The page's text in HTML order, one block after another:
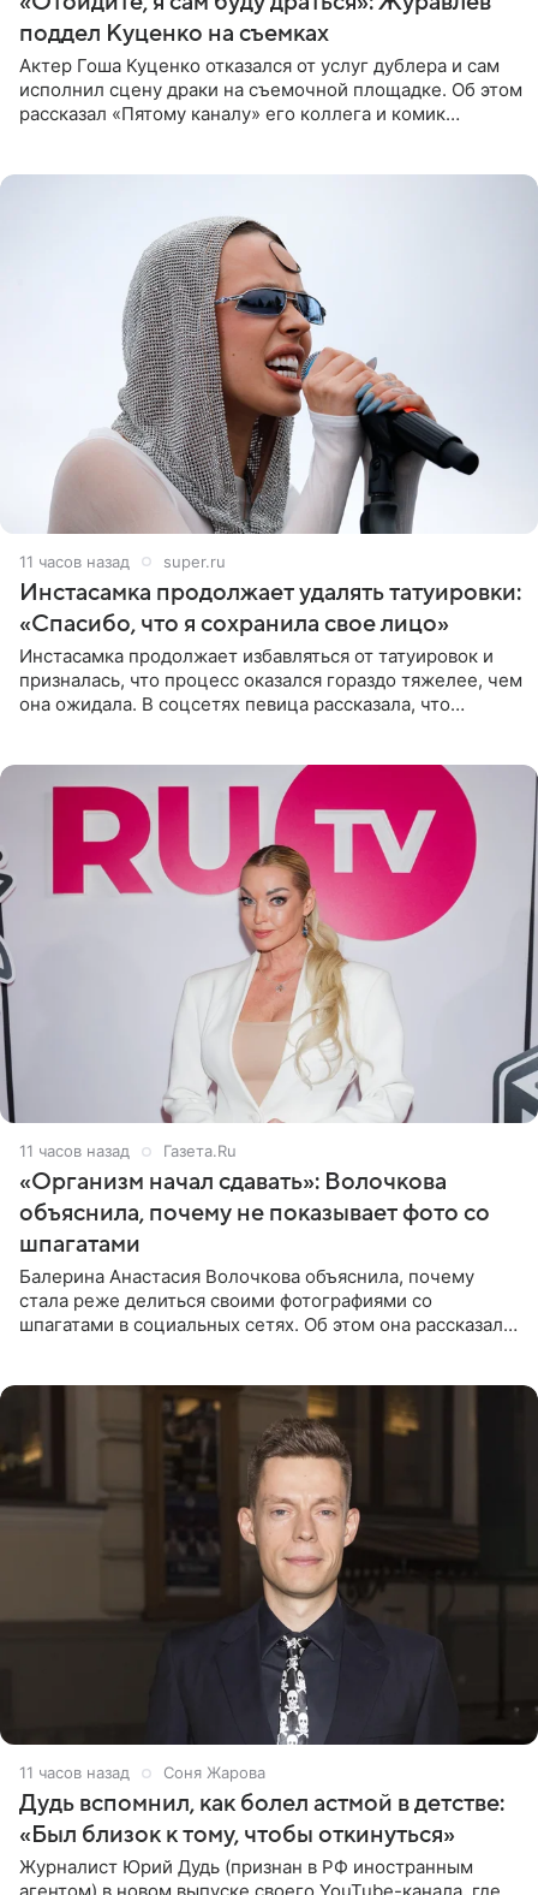
поддел Куценко на съемках
Актер Гоша Куценко отказался от услуг дублера и сам
исполнил сцену драки на съемочной площадке. Об этом
рассказал «Пятому каналу» его коллега и комик
11 часов назад super.ru
Инстасамка продолжает удалять татуировки:
«Спасибо, что я сохранила свое лицо»
Инстасамка продолжает избавляться от татуировок и
призналась, что процесс оказался гораздо тяжелее, чем
она ожидала. В соцсетях певица рассказала, что
11 часов назад Газета.Ru
«Организм начал сдавать»: Волочкова
объяснила, почему не показывает фото со
шпагатами
Балерина Анастасия Волочкова объяснила, почему
стала реже делиться своими фотографиями со
шпагатами в социальных сетях. Об этом она рассказала
11 часов назад Соня Жарова
Дудь вспомнил, как болел астмой в детстве:
«Был близок к тому, чтобы откинуться»
Журналист Юрий Дудь (признан в РФ иностранным